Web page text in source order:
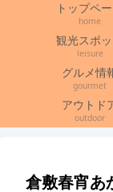
トップペ
home
観光スポッ
leisure
グルメ情
gourmet
アウトド
outdoor
倉敷春宵あ